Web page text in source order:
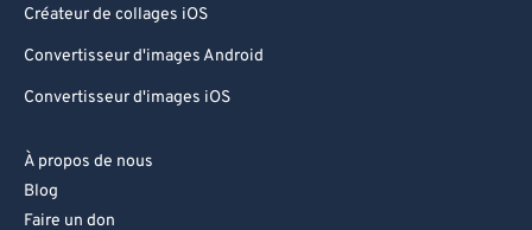
Créateur de collages iOS
Convertisseur d'images Android
Convertisseur d'images iOS
À propos de nous
Blog
Faire un don